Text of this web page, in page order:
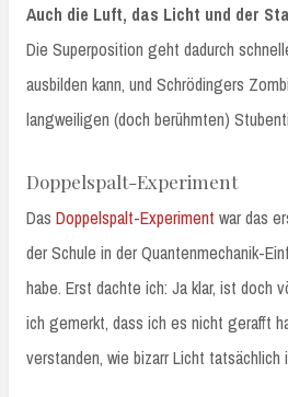
Auch die Luft, das Licht und der
Die Superposition geht dadurch
ausbilden kann, und Schrödingers
langweiligen (doch berühmten)
Doppelspalt-Experiment
Das Doppelspalt-Experiment war das
der Schule in der Quantenmechanik-
habe. Erst dachte ich: Ja klar, ist doch
ich gemerkt, dass ich es nicht gerafft
verstanden, wie bizarr Licht tatsächlich